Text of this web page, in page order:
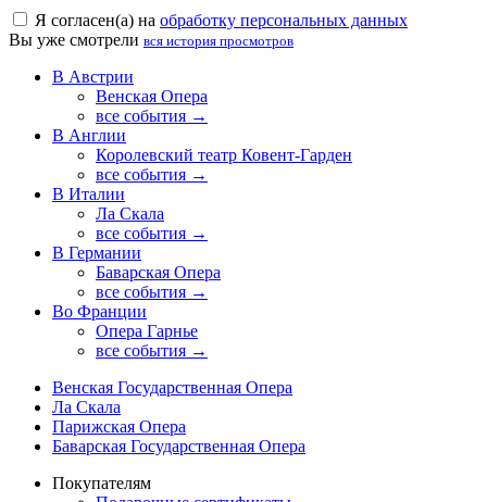
Я согласен(а) на обработку персональных данных
Вы уже смотрели вся история просмотров
В Австрии
Венская Опера
все события →
В Англии
Королевский театр Ковент-Гарден
все события →
В Италии
Ла Скала
все события →
В Германии
Баварская Опера
все события →
Во Франции
Опера Гарнье
все события →
Венская Государственная Опера
Ла Скала
Парижская Опера
Баварская Государственная Опера
Покупателям